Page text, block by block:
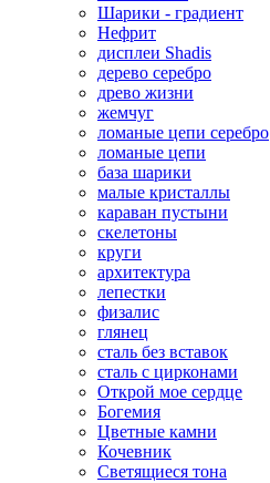
Шарики - градиент
Нефрит
дисплеи Shadis
дерево серебро
древо жизни
жемчуг
ломаные цепи серебро
ломаные цепи
база шарики
малые кристаллы
караван пустыни
скелетоны
круги
архитектура
лепестки
физалис
глянец
сталь без вставок
сталь с цирконами
Открой мое сердце
Богемия
Цветные камни
Кочевник
Светящиеся тона